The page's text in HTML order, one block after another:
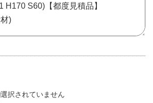
選択されていません